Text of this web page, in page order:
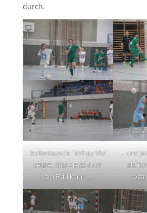
durch.
Rollentausch: Torfrau Vivi
zeigte, dass sie es auch
am Feld kann …
… und
als